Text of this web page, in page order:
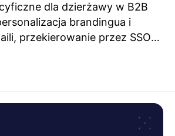
dla dzierżawy w B2B
brandingua i
przekierowanie przez SSO
dzięki JIT.
bearer?